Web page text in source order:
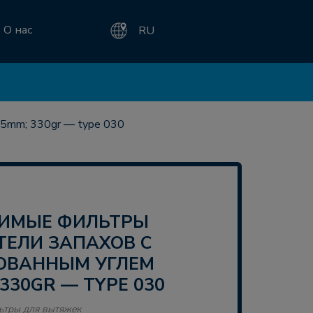
О нас RU
330gr — type 030
ЗАПАХОВ С
УГЛЕМ
— TYPE 030
для вытяжек